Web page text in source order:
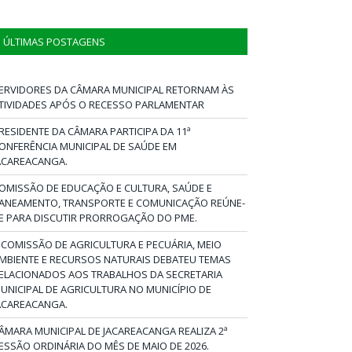
ÚLTIMAS POSTAGENS
DA CÂMARA MUNICIPAL RETORNAM ÀS
APÓS O RECESSO PARLAMENTAR
DA CÂMARA PARTICIPA DA 11ª
MUNICIPAL DE SAÚDE EM
DE EDUCAÇÃO E CULTURA, SAÚDE E
TRANSPORTE E COMUNICAÇÃO REÚNE-
PARA DISCUTIR PRORROGAÇÃO DO PME.
DE AGRICULTURA E PECUÁRIA, MEIO
E RECURSOS NATURAIS DEBATEU TEMAS
AOS TRABALHOS DA SECRETARIA
DE AGRICULTURA NO MUNICÍPIO DE
MUNICIPAL DE JACAREACANGA REALIZA 2ª
ORDINÁRIA DO MÊS DE MAIO DE 2026.